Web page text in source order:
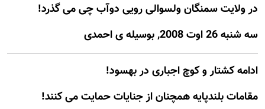
در ولایت سمنگان ولسوالی رویی دوآب چی می گذرد!
سه شنبه 26 اوت 2008, بوسيله ى احمدی
ادامه کشتار و کوچ اجباری در بهسود!
مقامات بلندپایه همچنان از جنایات حمایت می کنند!